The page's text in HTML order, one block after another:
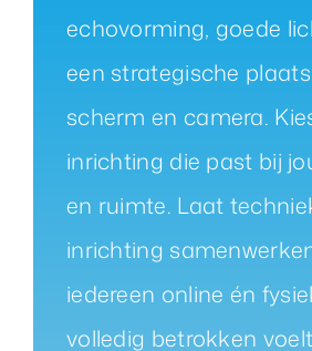
echovorming, goede
een strategische
scherm en camera.
inrichting die past bij
en ruimte. Laat
inrichting
iedereen online én
volledig betrokken